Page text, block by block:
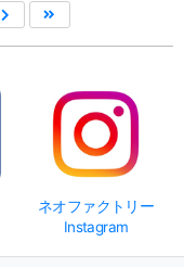
ネオファクトリー
Instagram